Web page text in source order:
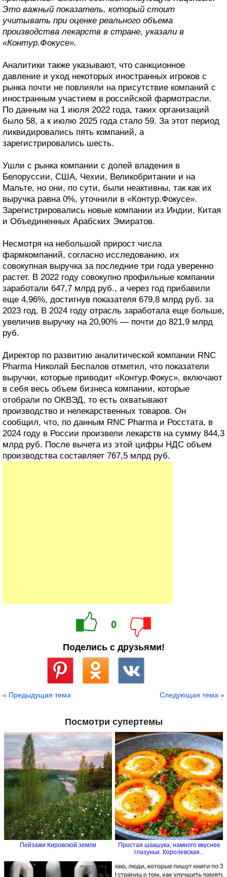
Это важный показатель, который стоит
учитывать при оценке реального объема
производства лекарств в стране, указали в
«Контур.Фокусе».
Аналитики также указывают, что санкционное
давление и уход некоторых иностранных игроков с
рынка почти не повлияли на присутствие компаний с
иностранным участием в российской фармотрасли.
По данным на 1 июля 2022 года, таких организаций
было 58, а к июлю 2025 года стало 59. За этот период
ликвидировались пять компаний, а
зарегистрировались шесть.
Ушли с рынка компании с долей владения в
Белоруссии, США, Чехии, Великобритании и на
Мальте, но они, по сути, были неактивны, так как их
выручка равна 0%, уточнили в «Контур.Фокусе».
Зарегистрировались новые компании из Индии, Китая
и Объединенных Арабских Эмиратов.
Несмотря на небольшой прирост числа
фармкомпаний, согласно исследованию, их
совокупная выручка за последние три года уверенно
растет. В 2022 году совокупно профильные компании
заработали 647,7 млрд руб., а через год прибавили
еще 4,96%, достигнув показателя 679,8 млрд руб. за
2023 год. В 2024 году отрасль заработала еще больше,
увеличив выручку на 20,90% — почти до 821,9 млрд
руб.
Директор по развитию аналитической компании RNC
Pharma Николай Беспалов отметил, что показатели
выручки, которые приводит «Контур.Фокус», включают
в себя весь объем бизнеса компании, которые
отобрали по ОКВЭД, то есть охватывают
производство и нелекарственных товаров. Он
сообщил, что, по данным RNC Pharma и Росстата, в
2024 году в России произвели лекарств на сумму 844,3
млрд руб. После вычета из этой цифры НДС объем
производства составляет 767,5 млрд руб.
0
Поделись с друзьями!
« Предыдущая тема Следующая тема »
Посмотри супертемы
Пейзажи Кировской земли
Простая шакшука, намного вкуснее
глазуньи. Королевская...